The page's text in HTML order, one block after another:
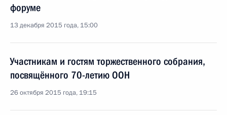
форуме
13 декабря 2015 года, 15:00
Участникам и гостям торжественного собрания,
посвящённого 70-летию ООН
26 октября 2015 года, 19:15